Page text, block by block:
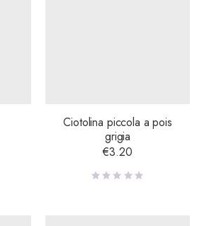
Ciotolina piccola a pois
grigia
€3.20